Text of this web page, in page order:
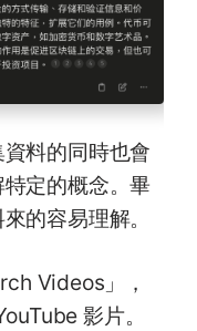
料的同時也會
定的概念。畢
的容易理解。
Videos」，
影片。